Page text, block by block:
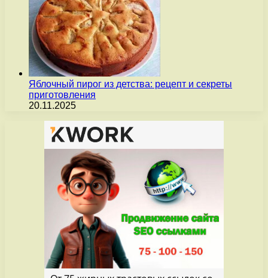
Яблочный пирог из детства: рецепт и секреты
приготовления
20.11.2025